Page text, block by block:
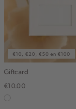
€10, €20, €50 en €100
Giftcard
€10.00